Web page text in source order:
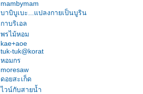
mambymam
บาบิบูเบะ...แปลงกายเป็นบูริน
กาบริเอล
พรไม้หอม
kae+aoe
tuk-tuk@korat
หอมกร
moresaw
ดอยสะเก็ด
ไวน์กับสายน้ำ